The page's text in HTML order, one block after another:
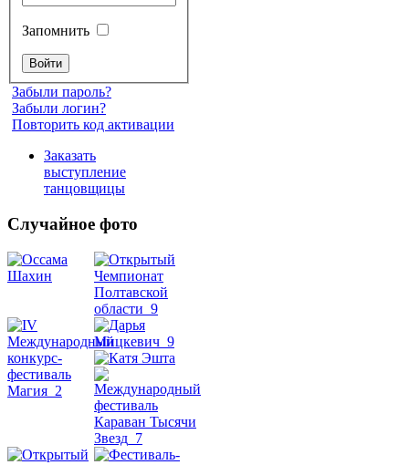
Запомнить
Забыли пароль?
Забыли логин?
Повторить код активации
Заказать
выступление
танцовщицы
Случайное фото
Dance